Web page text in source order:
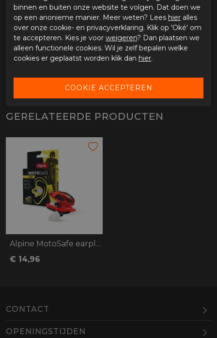
SPECIFICATIES PLAKSTRIP CARDO FREECOM
1/2/4
Merk
Cardo
Leveranciercode
3611240
Materiaal buitenkant
563611240
GERELATEERDE PRODUCTEN
Alpine MotoSafe earplugs tour V2
€ 14,96
CONTACT
OPENINGSTIJDEN
binnen en buiten onze website te volgen. Dat doen we
op een anonieme manier. Meer weten? Lees hier alles
over onze cookie- en privacyverklaring. Klik op 'Oké' om
te accepteren. Kies je voor weigeren? Dan plaatsen we
alleen functionele cookies. Wil je zelf bepalen welke
cookies er geplaatst worden klik dan hier.